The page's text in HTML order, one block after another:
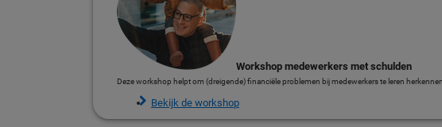
Workshop medewerkers met schulden
Deze workshop helpt om (dreigende) financiële problemen bij medewerkers te leren
Bekijk de workshop